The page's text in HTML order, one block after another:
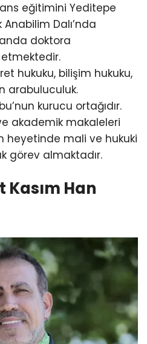
eğitimini Yeditepe
Dalı’nda
doktora
hukuku, bilişim hukuku,
arabuluculuk.
kurucu ortağıdır.
akademik makaleleri
heyetinde mali ve hukuki
görev almaktadır.
Kasım Han